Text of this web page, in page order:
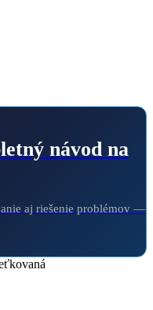
návod na
aj riešenie problémov —